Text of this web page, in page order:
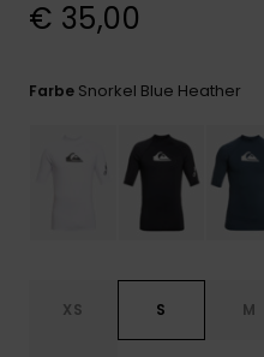
€ 35,00
Farbe Snorkel Blue Heather
XS S M